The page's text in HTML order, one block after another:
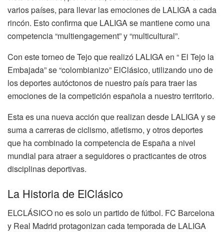
varios países, para llevar las emociones de LALIGA a cada
rincón. Esto confirma que LALIGA se mantiene como una
competencia “multiengagement” y “multicultural”.
Con este torneo de Tejo que realizó LALIGA en “ El Tejo la
Embajada” se “colombianizo” ElClásico, utilizando uno de
los deportes autóctonos de nuestro país para traer las
emociones de la competición española a nuestro territorio.
Esta es una nueva acción que realizan desde LALIGA y se
suma a carreras de ciclismo, atletismo, y otros deportes
que ha combinado la competencia de España a nivel
mundial para atraer a seguidores o practicantes de otros
disciplinas deportivas.
La Historia de ElClásico
ELCLÁSICO no es solo un partido de fútbol. FC Barcelona
y Real Madrid protagonizan cada temporada de LALIGA